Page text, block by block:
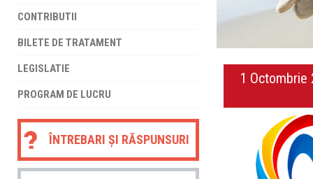
CONTRIBUTII
BILETE DE TRATAMENT
LEGISLATIE
PROGRAM DE LUCRU
ÎNTREBARI ȘI RĂSPUNSURI
1 Octombrie